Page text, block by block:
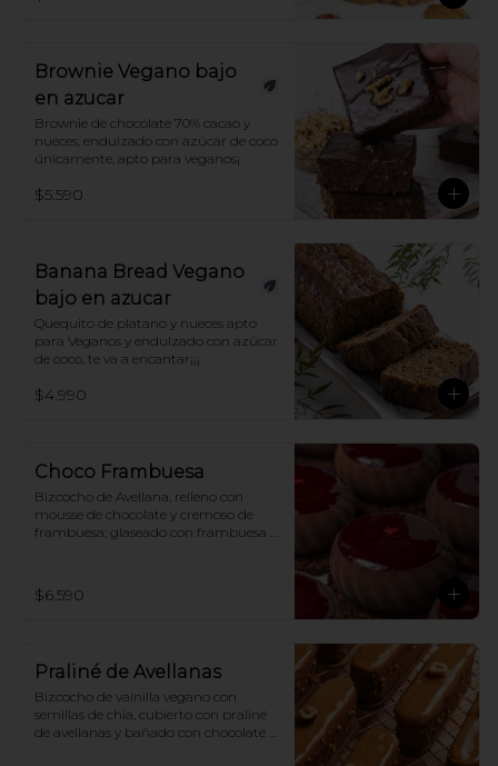
Brownie Vegano bajo
en azucar
Brownie de chocolate 70% cacao y
nueces, endulzado con azúcar de coco
únicamente, apto para veganos¡
$5.590
Banana Bread Vegano
bajo en azucar
Quequito de platano y nueces apto
para Veganos y endulzado con azúcar
de coco, te va a encantar¡¡¡
$4.990
Choco Frambuesa
Bizcocho de Avellana, relleno con
mousse de chocolate y cremoso de
frambuesa; glaseado con frambuesa
$6.590
Praliné de Avellanas
Bizcocho de vainilla vegano con
semillas de chía, cubierto con praliné
de avellanas y bañado con chocolate